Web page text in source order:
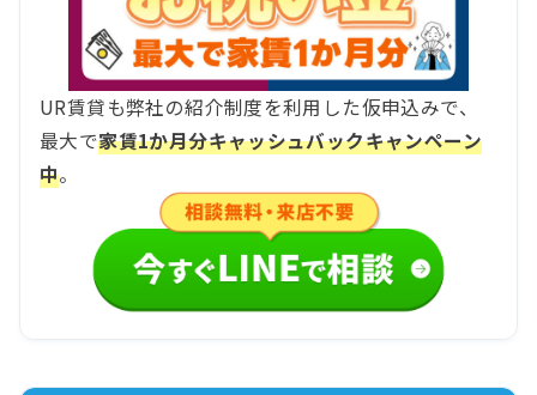
UR賃貸も弊社の紹介制度を利用した仮申込みで、
最大で家賃1か月分キャッシュバックキャンペーン
中。